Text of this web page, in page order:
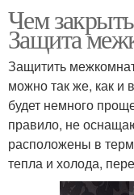
Чем
Защита
Защитить
можно так же, как и
будет немного
правило, не
расположены в
тепла и холода,